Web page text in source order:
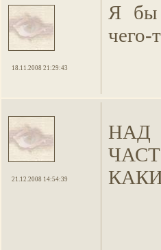
18.11.2008 21:29:43
Я бы
чего-
21.12.2008 14:54:39
НАД